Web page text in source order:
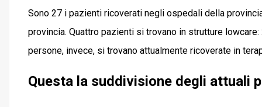
Sono 27 i pazienti ricoverati negli ospedali della
provincia. Quattro pazienti si trovano in strutture
persone, invece, si trovano attualmente ricoverate in
Questa la suddivisione degli attuali